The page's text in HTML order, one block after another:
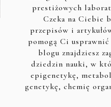
prestiżowych
Czeka na Ciebie
przepisów i
pomogą Ci
blogu znajdziesz
dziedzin nauki, w
epigenetykę,
genetykę, chemię